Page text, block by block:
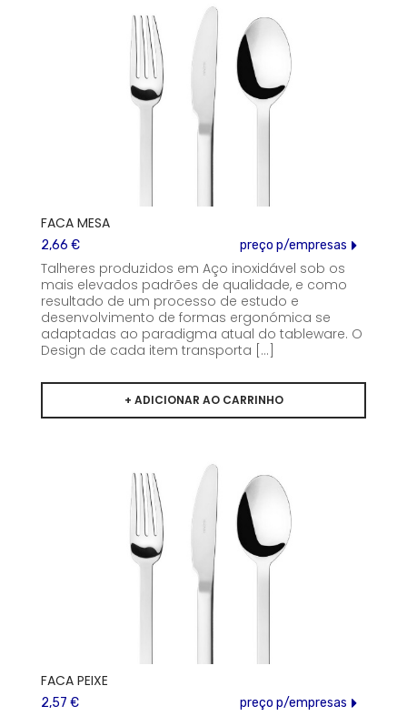
FACA MESA
2,66 € preço p/empresas
Talheres produzidos em Aço inoxidável sob os
mais elevados padrões de qualidade, e como
resultado de um processo de estudo e
desenvolvimento de formas ergonómica se
adaptadas ao paradigma atual do tableware. O
Design de cada item transporta [...]
FACA PEIXE
2,57 € preço p/empresas